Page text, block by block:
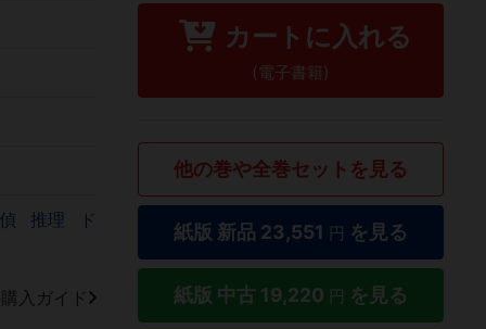
推理 ド
入ガイド
カートに入れる
(電子書籍)
他の巻や全巻セットを見る
紙版 新品 23,551 円 を見る
紙版 中古 19,220 円 を見る